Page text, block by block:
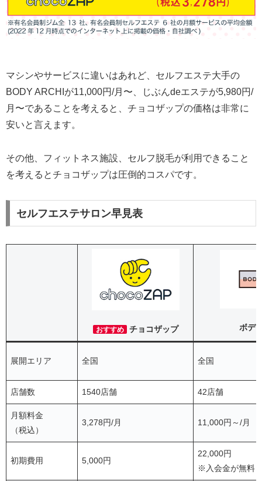
マシンやサービスに違いはあれど、セルフエステ大手の
BODY ARCHIが11,000円/月〜、じぶんdeエステが5,980円/
月〜であることを考えると、チョコザップの価格は非常に
安いと言えます。
その他、フィットネス施設、セルフ脱毛が利用できること
を考えるとチョコザップは圧倒的コスパです。
セルフエステサロン早見表
おすすめ チョコザップ ボデ
展開エリア 全国 全国
店舗数 1540店舗 42店舗
月額料金
（税込）
3,278円/月 11,000円～/月
初期費用 5,000円
22,000円
※入会金が無料